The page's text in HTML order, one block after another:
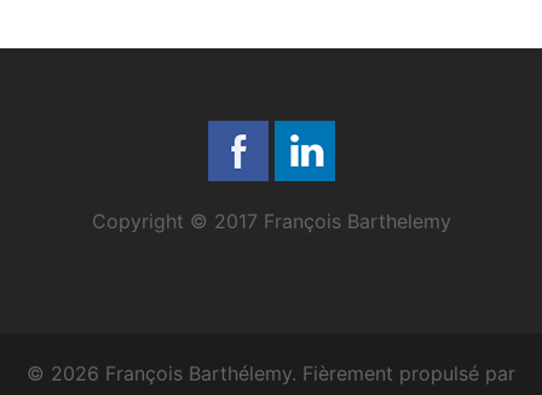
Copyright © 2017 François Barthelemy
© 2026 François Barthélemy. Fièrement propulsé par